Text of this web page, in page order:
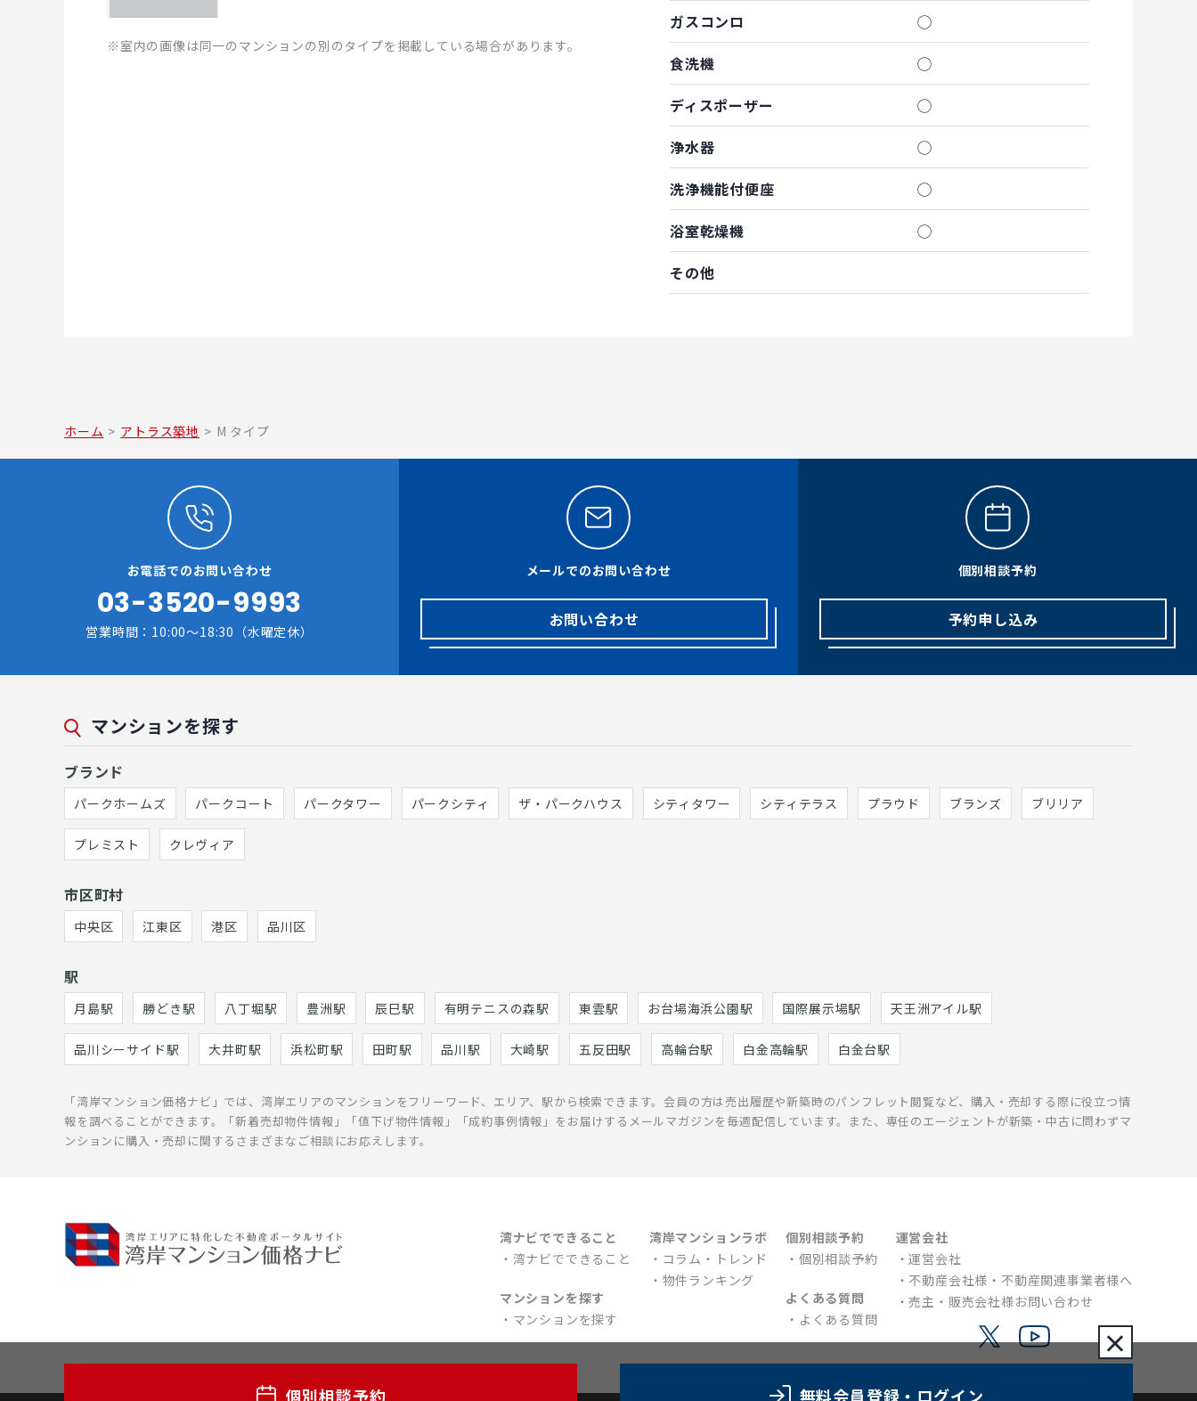
個別相談予約 無料会員登録 ・ログイン
×
※室内の画像は同一のマンションの別のタイプを掲載している場合があります。
ガスコンロ
◯
食洗機
◯
ディスポーザー
◯
浄水器
◯
洗浄機能付便座
◯
浴室乾燥機
◯
その他
ホーム > アトラス築地 > M タイプ
お電話でのお問い合わせ
03-3520-9993
営業時間：10:00～18:30（水曜定休）
メールでのお問い合わせ
お問い合わせ
個別相談予約
予約申し込み
マンションを探す
ブランド
パークホームズ パークコート パークタワー パークシティ ザ・パークハウス シティタワー シティテラス プラウド ブランズ ブリリア
プレミスト クレヴィア
市区町村
中央区 江東区 港区 品川区
駅
月島駅 勝どき駅 八丁堀駅 豊洲駅 辰巳駅 有明テニスの森駅 東雲駅 お台場海浜公園駅 国際展示場駅 天王洲アイル駅
品川シーサイド駅 大井町駅 浜松町駅 田町駅 品川駅 大崎駅 五反田駅 高輪台駅 白金高輪駅 白金台駅
「湾岸マンション価格ナビ」では、湾岸エリアのマンションをフリーワード、エリア、駅から検索できます。会員の方は売出履歴や新築時のパンフレット閲覧など、購入・売却する際に役立つ情
報を調べることができます。「新着売却物件情報」「値下げ物件情報」「成約事例情報」をお届けするメールマガジンを毎週配信しています。また、専任のエージェントが新築・中古に問わずマ
ンションに購入・売却に関するさまざまなご相談にお応えします。
湾ナビでできること
湾ナビでできること
マンションを探す
マンションを探す
湾岸マンションラボ
コラム・トレンド
物件ランキング
個別相談予約
個別相談予約
よくある質問
よくある質問
運営会社
運営会社
不動産会社様・不動産関連事業者様へ
売主・販売会社様お問い合わせ